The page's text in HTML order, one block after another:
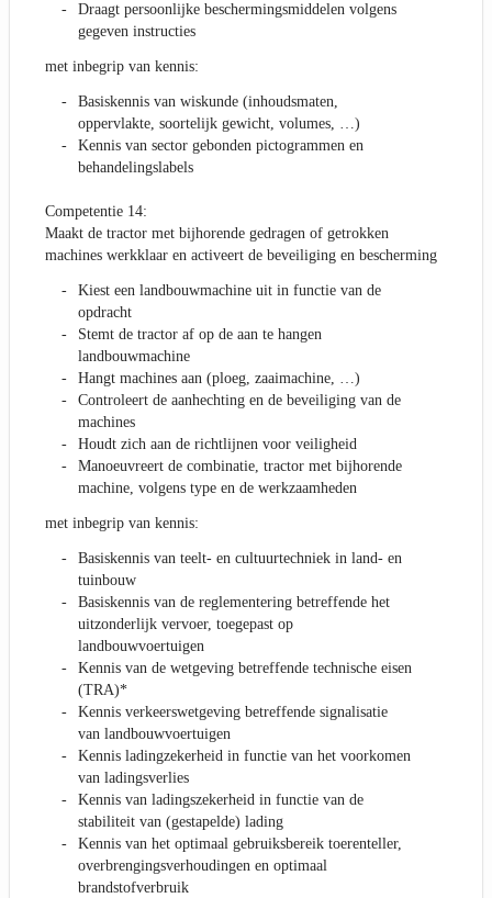
Draagt persoonlijke beschermingsmiddelen volgens
gegeven instructies
met inbegrip van kennis:
Basiskennis van wiskunde (inhoudsmaten,
oppervlakte, soortelijk gewicht, volumes, …)
Kennis van sector gebonden pictogrammen en
behandelingslabels
Competentie 14:
Maakt de tractor met bijhorende gedragen of getrokken
machines werkklaar en activeert de beveiliging en bescherming
Kiest een landbouwmachine uit in functie van de
opdracht
Stemt de tractor af op de aan te hangen
landbouwmachine
Hangt machines aan (ploeg, zaaimachine, …)
Controleert de aanhechting en de beveiliging van de
machines
Houdt zich aan de richtlijnen voor veiligheid
Manoeuvreert de combinatie, tractor met bijhorende
machine, volgens type en de werkzaamheden
met inbegrip van kennis:
Basiskennis van teelt- en cultuurtechniek in land- en
tuinbouw
Basiskennis van de reglementering betreffende het
uitzonderlijk vervoer, toegepast op
landbouwvoertuigen
Kennis van de wetgeving betreffende technische eisen
(TRA)*
Kennis verkeerswetgeving betreffende signalisatie
van landbouwvoertuigen
Kennis ladingzekerheid in functie van het voorkomen
van ladingsverlies
Kennis van ladingszekerheid in functie van de
stabiliteit van (gestapelde) lading
Kennis van het optimaal gebruiksbereik toerenteller,
overbrengingsverhoudingen en optimaal
brandstofverbruik